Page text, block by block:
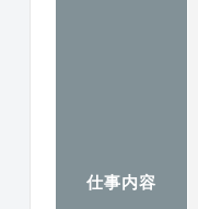
仕事内容